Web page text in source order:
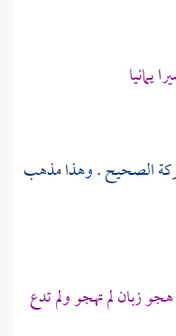
يمانيا
الصحيح . وهذا مذهب
لم تهجو ولم تدع